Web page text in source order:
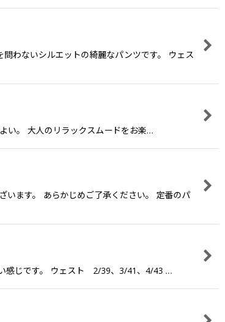
わないシルエットの綺麗なパンツです。 ウェス
い。 大人のリラックスムードをお楽…
ます。 あらかじめご了承ください。 定番のパ
感じです。 ウェスト 2/39、3/41、4/43 …